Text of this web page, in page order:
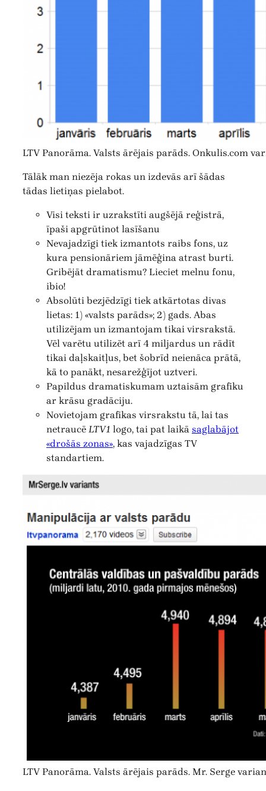
LTV Panorāma. Valsts ārējais parāds. Onkulis.com
Tālāk man niezēja rokas un izdevās arī šādas
tādas lietiņas pielabot.
Visi teksti ir uzrakstīti augšējā reģistrā,
īpaši apgrūtinot lasīšanu
Nevajadzīgi tiek izmantots raibs fons, uz
kura pensionāriem jāmēģina atrast burti.
Gribējāt dramatismu? Lieciet melnu fonu,
ibio!
Absolūti bezjēdzīgi tiek atkārtotas divas
lietas: 1) «valsts parāds»; 2) gads. Abas
utilizējam un izmantojam tikai virsrakstā.
Vēl varētu utilizēt arī 4 miljardus un rādīt
tikai daļskaitļus, bet šobrīd neienāca prātā,
kā to panākt, nesarežģījot uztveri.
Papildus dramatiskumam uztaisām grafiku
ar krāsu gradāciju.
Novietojam grafikas virsrakstu tā, lai tas
netraucē LTV1 logo, tai pat laikā saglabājot
«drošās zonas», kas vajadzīgas TV
standartiem.
LTV Panorāma. Valsts ārējais parāds. Mr. Serge